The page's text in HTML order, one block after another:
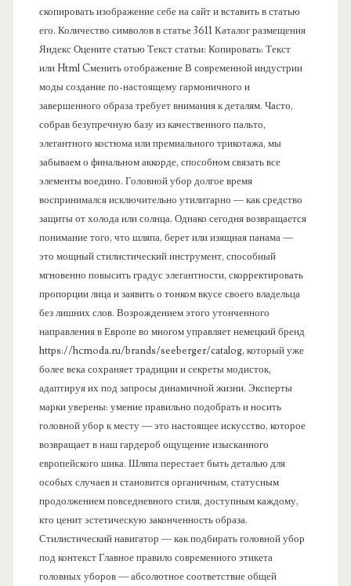
скопировать изображение себе на сайт и вставить в статью
его. Количество символов в статье 3611 Каталог размещения
Яндекс Оцените статью Текст статьи: Копировать: Текст
или Html Cменить отображение В современной индустрии
моды создание по-настоящему гармоничного и
завершенного образа требует внимания к деталям. Часто,
собрав безупречную базу из качественного пальто,
элегантного костюма или премиального трикотажа, мы
забываем о финальном аккорде, способном связать все
элементы воедино. Головной убор долгое время
воспринимался исключительно утилитарно — как средство
защиты от холода или солнца. Однако сегодня возвращается
понимание того, что шляпа, берет или изящная панама —
это мощный стилистический инструмент, способный
мгновенно повысить градус элегантности, скорректировать
пропорции лица и заявить о тонком вкусе своего владельца
без лишних слов. Возрождением этого утонченного
направления в Европе во многом управляет немецкий бренд
https://hcmoda.ru/brands/seeberger/catalog, который уже
более века сохраняет традиции и секреты модисток,
адаптируя их под запросы динамичной жизни. Эксперты
марки уверены: умение правильно подобрать и носить
головной убор к месту — это настоящее искусство, которое
возвращает в наш гардероб ощущение изысканного
европейского шика. Шляпа перестает быть деталью для
особых случаев и становится органичным, статусным
продолжением повседневного стиля, доступным каждому,
кто ценит эстетическую законченность образа.
Стилистический навигатор — как подбирать головной убор
под контекст Главное правило современного этикета
головных уборов — абсолютное соответствие общей